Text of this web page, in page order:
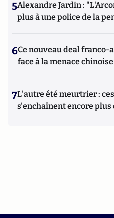
5Alexandre Jardin :
plus à une police de la
6Ce nouveau deal
face à la menace chinoise
7L'autre été meurtrier :
s'enchaînent encore plus